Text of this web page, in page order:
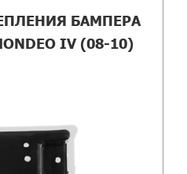
БАМПЕРА
IV (08-10)